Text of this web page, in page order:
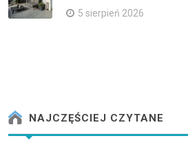
5 sierpień 2026
NAJCZĘŚCIEJ CZYTANE